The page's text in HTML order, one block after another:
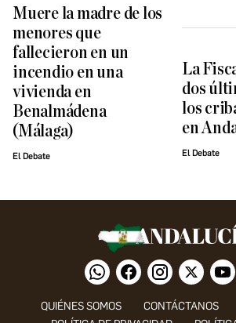
Muere la madre de los
menores que
fallecieron en un
incendio en una
vivienda en
Benalmádena
(Málaga)
El Debate
La
dos
los
en
El Debate
QUIÉNES SOMOS CONTÁCTANOS